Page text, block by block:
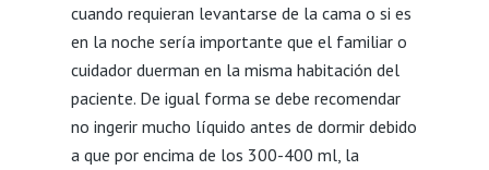
cuando requieran levantarse de la cama o si es
en la noche sería importante que el familiar o
cuidador duerman en la misma habitación del
paciente. De igual forma se debe recomendar
no ingerir mucho líquido antes de dormir debido
a que por encima de los 300-400 ml, la